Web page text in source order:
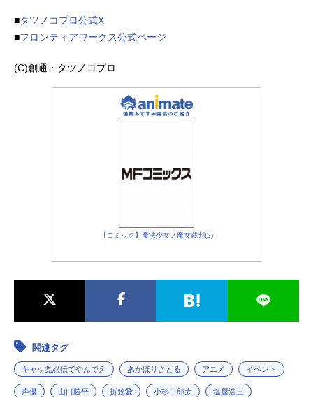
■タツノコプロ公式X
■フロンティアワークス公式ページ
(C)創通・タツノコプロ
【コミック】魔法少女ノ魔女裁判(2)
関連タグ
キャッ党忍伝てやんでえ あかほりさとる アニメ イベント
声優 山口勝平 折笠愛 小杉十郎太 塩屋浩三